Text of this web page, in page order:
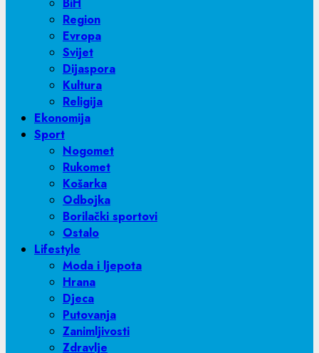
Region
Evropa
Svijet
Dijaspora
Kultura
Religija
Ekonomija
Sport
Nogomet
Rukomet
Košarka
Odbojka
Borilački sportovi
Ostalo
Lifestyle
Moda i ljepota
Hrana
Djeca
Putovanja
Zanimljivosti
Zdravlje